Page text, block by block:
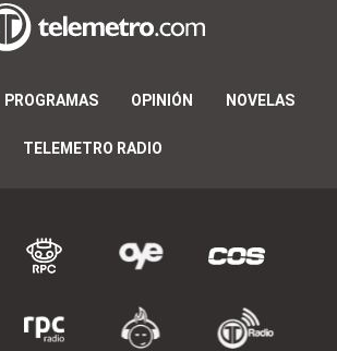
PROGRAMAS OPINIÓN NOVELAS
TELEMETRO RADIO